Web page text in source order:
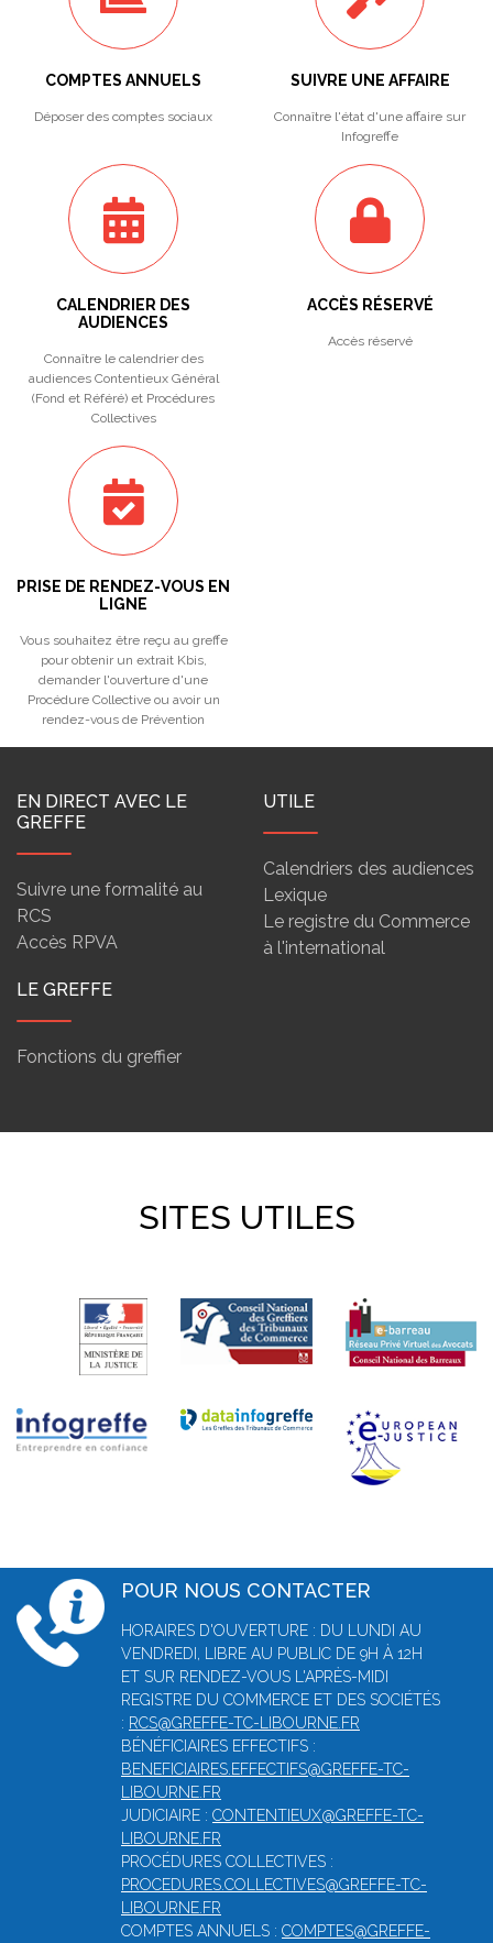
COMPTES ANNUELS
Déposer des comptes sociaux
SUIVRE UNE AFFAIRE
Connaître l'état d'une affaire sur
Infogreffe
CALENDRIER DES
AUDIENCES
Connaître le calendrier des
audiences Contentieux Général
(Fond et Référé) et Procédures
Collectives
ACCÈS RÉSERVÉ
Accès réservé
PRISE DE RENDEZ-VOUS EN
LIGNE
Vous souhaitez être reçu au greffe
pour obtenir un extrait Kbis,
demander l'ouverture d'une
Procédure Collective ou avoir un
rendez-vous de Prévention
EN DIRECT AVEC LE
GREFFE
Suivre une formalité au
RCS
Accès RPVA
UTILE
Calendriers des audiences
Lexique
Le registre du Commerce
à l'international
LE GREFFE
Fonctions du greffier
SITES UTILES
POUR NOUS CONTACTER
HORAIRES D'OUVERTURE : DU LUNDI AU
VENDREDI, LIBRE AU PUBLIC DE 9H À 12H
ET SUR RENDEZ-VOUS L'APRÈS-MIDI
REGISTRE DU COMMERCE ET DES SOCIÉTÉS
: RCS@GREFFE-TC-LIBOURNE.FR
BÉNÉFICIAIRES EFFECTIFS :
BENEFICIAIRES.EFFECTIFS@GREFFE-TC-
LIBOURNE.FR
JUDICIAIRE : CONTENTIEUX@GREFFE-TC-
LIBOURNE.FR
PROCÉDURES COLLECTIVES :
PROCEDURES.COLLECTIVES@GREFFE-TC-
LIBOURNE.FR
COMPTES ANNUELS : COMPTES@GREFFE-